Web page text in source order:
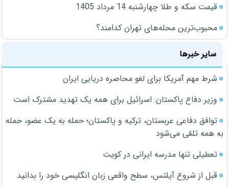
قیمت سکه و طلا چهارشنبه 14 مرداد 1405
محبوب‌ترین محله‌های تهران کدامند؟
سایر خبرها
شرط مهم آمریکا برای لغو محاصره دریایی ایران
وزیر دفاع پاکستان: اسرائیل برای همه یک تهدید مشترک است
توافق دفاعی عربستان، ترکیه و پاکستان؛ حمله به یک عضو، حمله
به همه تلقی می‌شود
تعطیلی تنها مدرسه ایرانی در کویت
قبل از شروع آیلتس، سطح واقعی زبان انگلیسی خود را بدانید